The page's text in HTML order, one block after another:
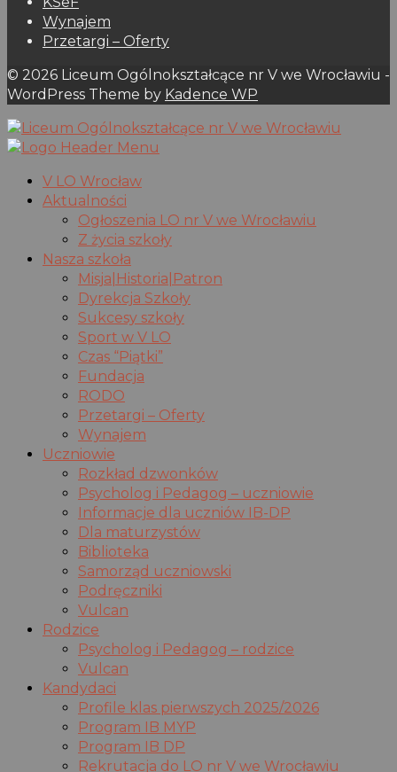
Wynajem
Przetargi – Oferty
© 2026 Liceum Ogólnokształcące nr V we Wrocławiu -
WordPress Theme by Kadence WP
V LO Wrocław
Aktualności
Ogłoszenia LO nr V we Wrocławiu
Z życia szkoły
Nasza szkoła
Misja|Historia|Patron
Dyrekcja Szkoły
Sukcesy szkoły
Sport w V LO
Czas “Piątki”
Fundacja
RODO
Przetargi – Oferty
Wynajem
Uczniowie
Rozkład dzwonków
Psycholog i Pedagog – uczniowie
Informacje dla uczniów IB-DP
Dla maturzystów
Biblioteka
Samorząd uczniowski
Podręczniki
Vulcan
Rodzice
Psycholog i Pedagog – rodzice
Vulcan
Kandydaci
Profile klas pierwszych 2025/2026
Program IB MYP
Program IB DP
Rekrutacja do LO nr V we Wrocławiu